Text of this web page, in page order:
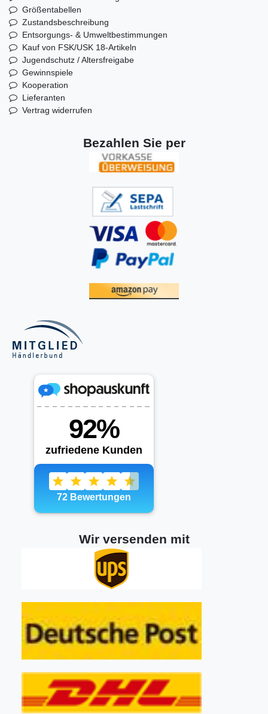
Größentabellen
Zustandsbeschreibung
Entsorgungs- & Umweltbestimmungen
Kauf von FSK/USK 18-Artikeln
Jugendschutz / Altersfreigabe
Gewinnspiele
Kooperation
Lieferanten
Vertrag widerrufen
Bezahlen Sie per
Wir versenden mit